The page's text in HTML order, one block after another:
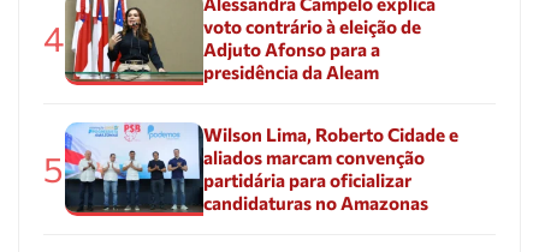
4
voto contrário à eleição de
Adjuto Afonso para a
presidência da Aleam
5
Wilson Lima, Roberto Cidade e
aliados marcam convenção
partidária para oficializar
candidaturas no Amazonas